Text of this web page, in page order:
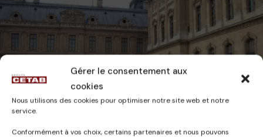
Gérer le consentement aux
cookies
Nous utilisons des cookies pour optimiser notre site web et notre
service.
Conformément à vos choix, certains partenaires et nous pouvons